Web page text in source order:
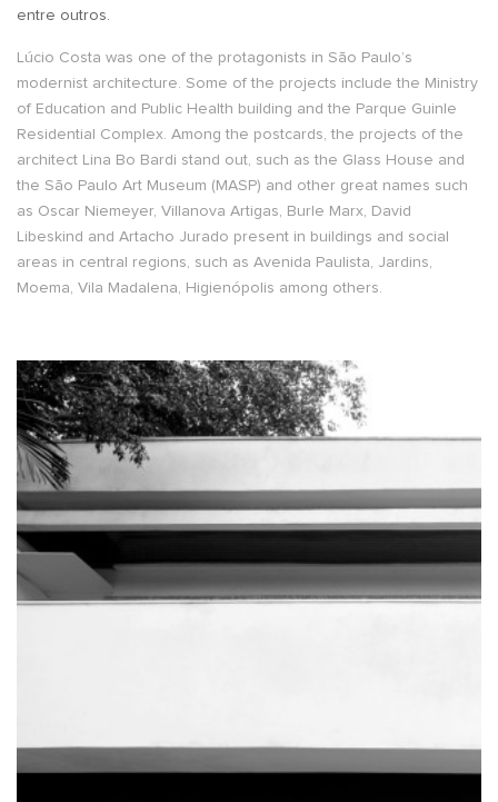
entre outros.
Lúcio Costa was one of the protagonists in São Paulo’s
modernist architecture. Some of the projects include the Ministry
of Education and Public Health building and the Parque Guinle
Residential Complex. Among the postcards, the projects of the
architect Lina Bo Bardi stand out, such as the Glass House and
the São Paulo Art Museum (MASP) and other great names such
as Oscar Niemeyer, Villanova Artigas, Burle Marx, David
Libeskind and Artacho Jurado present in buildings and social
areas in central regions, such as Avenida Paulista, Jardins,
Moema, Vila Madalena, Higienópolis among others.